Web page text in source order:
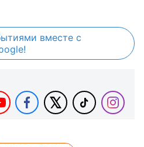
вместе с